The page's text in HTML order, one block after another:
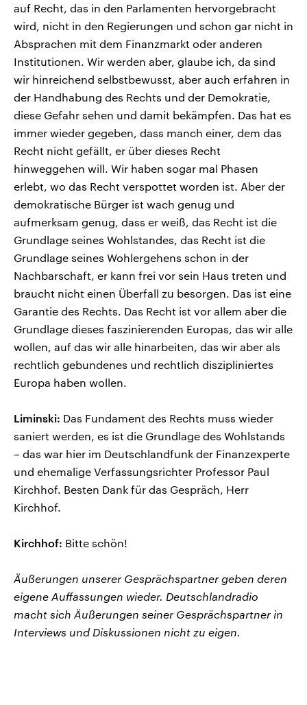
auf Recht, das in den Parlamenten hervorgebracht
wird, nicht in den Regierungen und schon gar nicht in
Absprachen mit dem Finanzmarkt oder anderen
Institutionen. Wir werden aber, glaube ich, da sind
wir hinreichend selbstbewusst, aber auch erfahren in
der Handhabung des Rechts und der Demokratie,
diese Gefahr sehen und damit bekämpfen. Das hat es
immer wieder gegeben, dass manch einer, dem das
Recht nicht gefällt, er über dieses Recht
hinweggehen will. Wir haben sogar mal Phasen
erlebt, wo das Recht verspottet worden ist. Aber der
demokratische Bürger ist wach genug und
aufmerksam genug, dass er weiß, das Recht ist die
Grundlage seines Wohlstandes, das Recht ist die
Grundlage seines Wohlergehens schon in der
Nachbarschaft, er kann frei vor sein Haus treten und
braucht nicht einen Überfall zu besorgen. Das ist eine
Garantie des Rechts. Das Recht ist vor allem aber die
Grundlage dieses faszinierenden Europas, das wir alle
wollen, auf das wir alle hinarbeiten, das wir aber als
rechtlich gebundenes und rechtlich diszipliniertes
Europa haben wollen.
Liminski: Das Fundament des Rechts muss wieder
saniert werden, es ist die Grundlage des Wohlstands
– das war hier im Deutschlandfunk der Finanzexperte
und ehemalige Verfassungsrichter Professor Paul
Kirchhof. Besten Dank für das Gespräch, Herr
Kirchhof.
Kirchhof: Bitte schön!
Äußerungen unserer Gesprächspartner geben deren
eigene Auffassungen wieder. Deutschlandradio
macht sich Äußerungen seiner Gesprächspartner in
Interviews und Diskussionen nicht zu eigen.